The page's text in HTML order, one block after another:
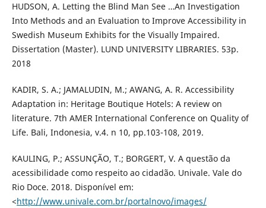
HUDSON, A. Letting the Blind Man See …An Investigation
Into Methods and an Evaluation to Improve Accessibility in
Swedish Museum Exhibits for the Visually Impaired.
Dissertation (Master). LUND UNIVERSITY LIBRARIES. 53p.
2018
KADIR, S. A.; JAMALUDIN, M.; AWANG, A. R. Accessibility
Adaptation in: Heritage Boutique Hotels: A review on
literature. 7th AMER International Conference on Quality of
Life. Bali, Indonesia, v.4. n 10, pp.103-108, 2019.
KAULING, P.; ASSUNÇÃO, T.; BORGERT, V. A questão da
acessibilidade como respeito ao cidadão. Univale. Vale do
Rio Doce. 2018. Disponível em:
<http://www.univale.com.br/portalnovo/images/